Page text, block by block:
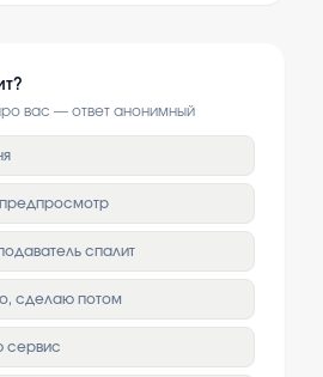
вас — ответ анонимный
предпросмотр
спалит
сделаю потом
сервис